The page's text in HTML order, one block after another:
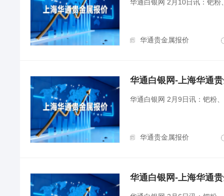
华通白银网 2月10日讯：钯
华通贵金属报价
华通白银网-上海华通
华通白银网 2月9日讯：钯粉
华通贵金属报价
华通白银网-上海华通